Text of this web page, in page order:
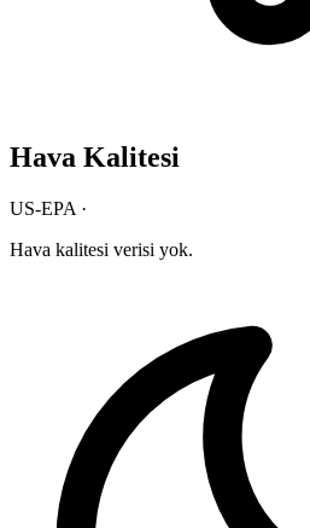
Hava Kalitesi
US-EPA ·
Hava kalitesi verisi yok.